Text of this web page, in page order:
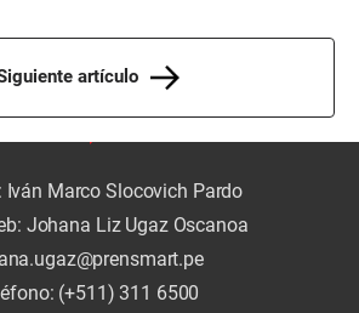
artículo
Iván Marco Slocovich Pardo
Johana Liz Ugaz Oscanoa
(+511) 311 6500